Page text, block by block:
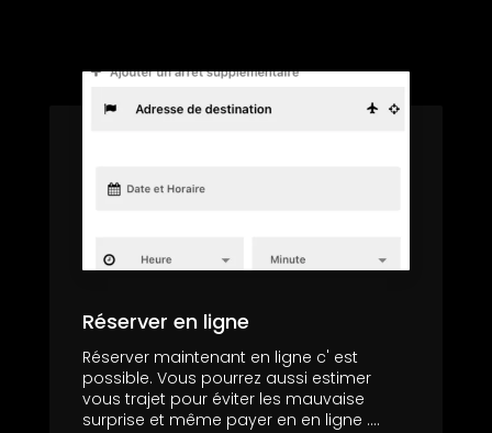
Réserver en ligne
Réserver maintenant en ligne c' est
possible. Vous pourrez aussi estimer
vous trajet pour éviter les mauvaise
surprise et même payer en en ligne ....